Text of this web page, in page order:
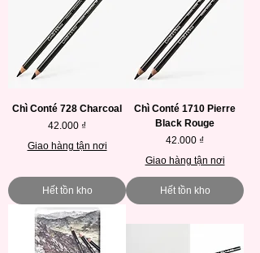
Chì Conté 728 Charcoal
Giá
42.000 ₫
Giao hàng tận nơi
Hết tồn kho
Chì Conté 1710 Pierre
Black Rouge
Giá
42.000 ₫
Giao hàng tận nơi
Hết tồn kho